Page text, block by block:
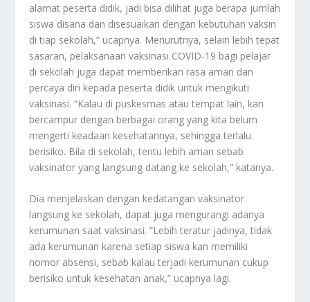
alamat peserta didik, jadi bisa dilihat juga berapa jumlah
siswa disana dan disesuaikan dengan kebutuhan vaksin
di tiap sekolah,” ucapnya. Menurutnya, selain lebih tepat
sasaran, pelaksanaan vaksinasi COVID-19 bagi pelajar
di sekolah juga dapat memberikan rasa aman dan
percaya diri kepada peserta didik untuk mengikuti
vaksinasi. “Kalau di puskesmas atau tempat lain, kan
bercampur dengan berbagai orang yang kita belum
mengerti keadaan kesehatannya, sehingga terlalu
berisiko. Bila di sekolah, tentu lebih aman sebab
vaksinator yang langsung datang ke sekolah,” katanya.
Dia menjelaskan dengan kedatangan vaksinator
langsung ke sekolah, dapat juga mengurangi adanya
kerumunan saat vaksinasi. “Lebih teratur jadinya, tidak
ada kerumunan karena setiap siswa kan memiliki
nomor absensi, sebab kalau terjadi kerumunan cukup
berisiko untuk kesehatan anak,” ucapnya lagi.